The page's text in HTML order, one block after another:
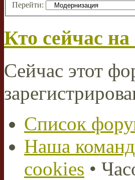
Перейти:
Кто сейчас
Сейчас этот
Список
Наша
cookies •